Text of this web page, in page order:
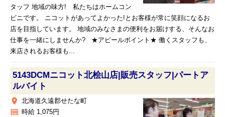
タッフ 地域の味方! 私たちはホームコン
ビニです。 ニコットがあってよかった!とお客様が常に笑顔になるお
店を目指しています。 地域のみなさまの便利をお届けする、そんなお
仕事を一緒にしませんか? ★アピールポイント★ 働くスタッフも、
来店されるお客様も...
5143DCMニコット北桧山店|販売スタッフ|パートア
ルバイト
place 北海道久遠郡せたな町
money 時給 1,075円